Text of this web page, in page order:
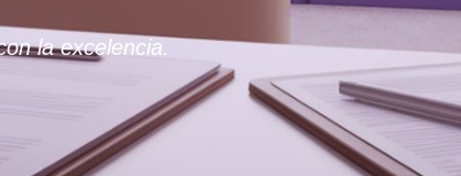
la excelencia.